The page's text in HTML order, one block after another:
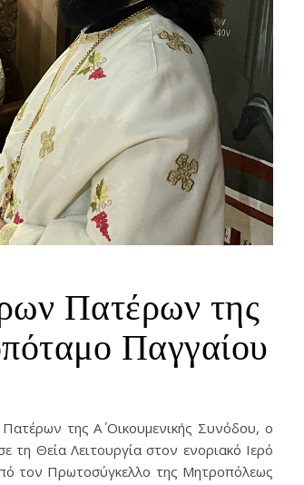
Πατέρων της
Παγγαίου
της Α΄ Οικουμενικής Συνόδου, ο
τη Θεία Λειτουργία στον ενοριακό Ιερό
τον Πρωτοσύγκελλο της Μητροπόλεως